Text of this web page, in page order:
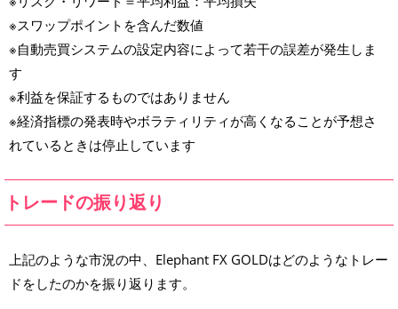
※スワップポイントを含んだ数値
※自動売買システムの設定内容によって若干の誤差が発生しま
す
※利益を保証するものではありません
※経済指標の発表時やボラティリティが高くなることが予想さ
れているときは停止しています
トレードの振り返り
上記のような市況の中、Elephant FX GOLDはどのようなトレー
ドをしたのかを振り返ります。